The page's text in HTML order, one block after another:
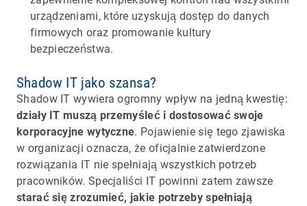
urządzeniami, które uzyskują dostęp do danych
firmowych oraz promowanie kultury
bezpieczeństwa.
Shadow IT jako szansa?
Shadow IT wywiera ogromny wpływ na jedną kwestię:
działy IT muszą przemyśleć i dostosować swoje
korporacyjne wytyczne. Pojawienie się tego zjawiska
w organizacji oznacza, że oficjalnie zatwierdzone
rozwiązania IT nie spełniają wszystkich potrzeb
pracowników. Specjaliści IT powinni zatem zawsze
starać się zrozumieć, jakie potrzeby spełniają